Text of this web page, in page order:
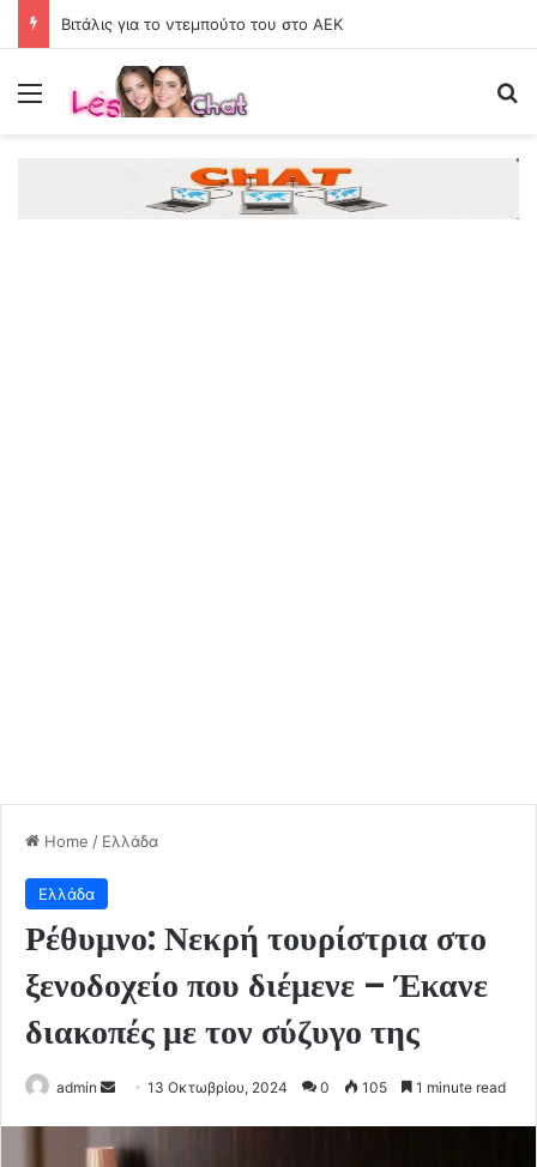
Βιτάλις για το ντεμπούτο του στο ΑΕΚ
Menu
Home / Ελλάδα
Ελλάδα
Ρέθυμνο: Νεκρή τουρίστρια στο
ξενοδοχείο που διέμενε – Έκανε
διακοπές με τον σύζυγο της
admin
Send
email
13 Οκτωβρίου, 2024 0 105 1 minute read